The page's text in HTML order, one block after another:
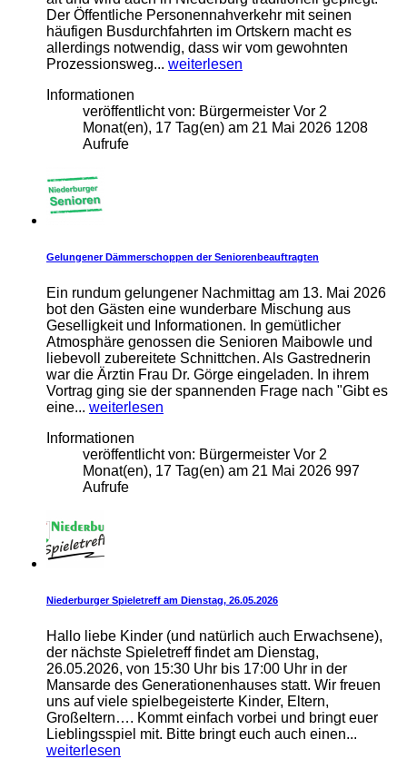
Der Öffentliche Personennahverkehr mit seinen
häufigen Busdurchfahrten im Ortskern macht es
allerdings notwendig, dass wir vom gewohnten
Prozessionsweg... weiterlesen
Informationen
veröffentlicht von: Bürgermeister Vor 2
Monat(en), 17 Tag(en) am 21 Mai 2026 1208
Aufrufe
Gelungener Dämmerschoppen der Seniorenbeauftragten
Ein rundum gelungener Nachmittag am 13. Mai 2026
bot den Gästen eine wunderbare Mischung aus
Geselligkeit und Informationen. In gemütlicher
Atmosphäre genossen die Senioren Maibowle und
liebevoll zubereitete Schnittchen. Als Gastrednerin
war die Ärztin Frau Dr. Görge eingeladen. In ihrem
Vortrag ging sie der spannenden Frage nach "Gibt es
eine... weiterlesen
Informationen
veröffentlicht von: Bürgermeister Vor 2
Monat(en), 17 Tag(en) am 21 Mai 2026 997
Aufrufe
Niederburger Spieletreff am Dienstag, 26.05.2026
Hallo liebe Kinder (und natürlich auch Erwachsene),
der nächste Spieletreff findet am Dienstag,
26.05.2026, von 15:30 Uhr bis 17:00 Uhr in der
Mansarde des Generationenhauses statt. Wir freuen
uns auf viele spielbegeisterte Kinder, Eltern,
Großeltern…. Kommt einfach vorbei und bringt euer
Lieblingsspiel mit. Bitte bringt euch auch einen...
weiterlesen